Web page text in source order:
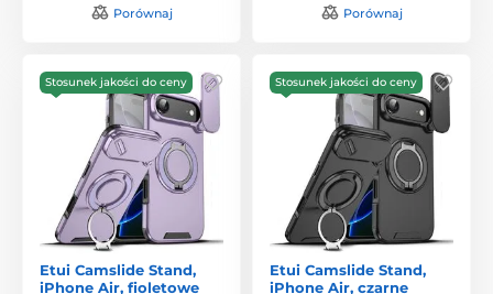
Porównaj Porównaj
Stosunek jakości do ceny
Etui Camslide Stand,
iPhone Air, fioletowe
Stosunek jakości do ceny
Etui Camslide Stand,
iPhone Air, czarne